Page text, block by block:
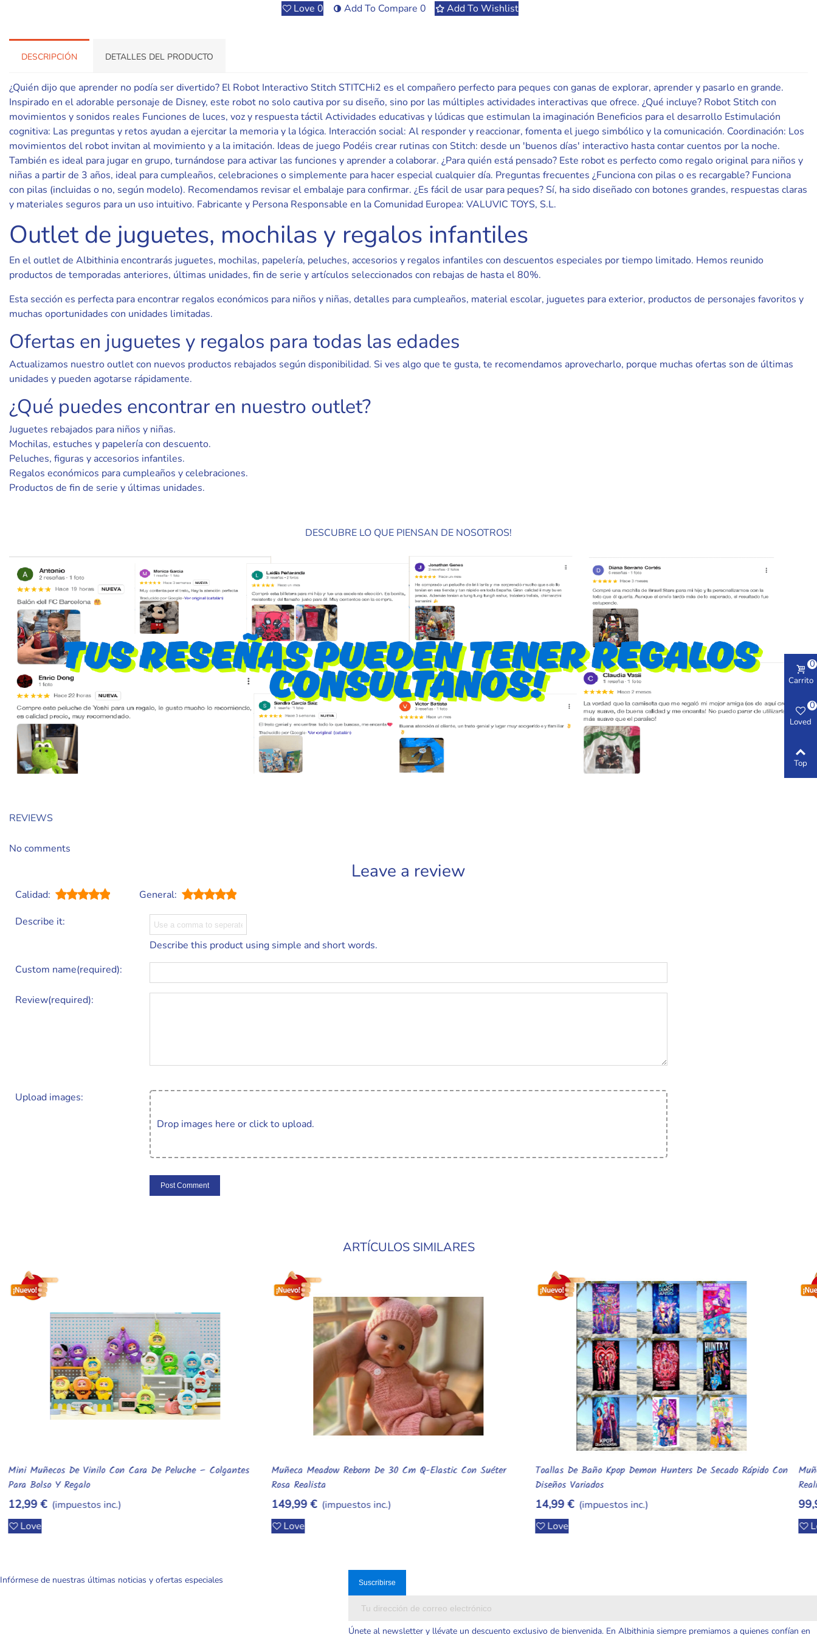
Love 0 Add To Compare 0 Add To Wishlist
DESCRIPCIÓN DETALLES DEL PRODUCTO
¿Quién dijo que aprender no podía ser divertido? El Robot Interactivo Stitch STITCHi2 es el compañero perfecto para peques con ganas de explorar, aprender y pasarlo en grande.
Inspirado en el adorable personaje de Disney, este robot no solo cautiva por su diseño, sino por las múltiples actividades interactivas que ofrece. ¿Qué incluye? Robot Stitch con
movimientos y sonidos reales Funciones de luces, voz y respuesta táctil Actividades educativas y lúdicas que estimulan la imaginación Beneficios para el desarrollo Estimulación
cognitiva: Las preguntas y retos ayudan a ejercitar la memoria y la lógica. Interacción social: Al responder y reaccionar, fomenta el juego simbólico y la comunicación. Coordinación: Los
movimientos del robot invitan al movimiento y a la imitación. Ideas de juego Podéis crear rutinas con Stitch: desde un 'buenos días' interactivo hasta contar cuentos por la noche.
También es ideal para jugar en grupo, turnándose para activar las funciones y aprender a colaborar. ¿Para quién está pensado? Este robot es perfecto como regalo original para niños y
niñas a partir de 3 años, ideal para cumpleaños, celebraciones o simplemente para hacer especial cualquier día. Preguntas frecuentes ¿Funciona con pilas o es recargable? Funciona
con pilas (incluidas o no, según modelo). Recomendamos revisar el embalaje para confirmar. ¿Es fácil de usar para peques? Sí, ha sido diseñado con botones grandes, respuestas claras
y materiales seguros para un uso intuitivo. Fabricante y Persona Responsable en la Comunidad Europea: VALUVIC TOYS, S.L.
Outlet de juguetes, mochilas y regalos infantiles
En el outlet de Albithinia encontrarás juguetes, mochilas, papelería, peluches, accesorios y regalos infantiles con descuentos especiales por tiempo limitado. Hemos reunido
productos de temporadas anteriores, últimas unidades, fin de serie y artículos seleccionados con rebajas de hasta el 80%.
Esta sección es perfecta para encontrar regalos económicos para niños y niñas, detalles para cumpleaños, material escolar, juguetes para exterior, productos de personajes favoritos y
muchas oportunidades con unidades limitadas.
Ofertas en juguetes y regalos para todas las edades
Actualizamos nuestro outlet con nuevos productos rebajados según disponibilidad. Si ves algo que te gusta, te recomendamos aprovecharlo, porque muchas ofertas son de últimas
unidades y pueden agotarse rápidamente.
¿Qué puedes encontrar en nuestro outlet?
Juguetes rebajados para niños y niñas.
Mochilas, estuches y papelería con descuento.
Peluches, figuras y accesorios infantiles.
Regalos económicos para cumpleaños y celebraciones.
Productos de fin de serie y últimas unidades.
DESCUBRE LO QUE PIENSAN DE NOSOTROS!
REVIEWS
No comments
Leave a review
Calidad:
General:
Describe it:
Describe this product using simple and short words.
Custom name(required):
Review(required):
Upload images:
Drop images here or click to upload.
ARTÍCULOS SIMILARES
Añadir Al Carrito
Muñeca Meadow Reborn De 30 Cm Q-Elastic Con Suéter
Rosa Realista
149,99 € (impuestos inc.)
Love
Añadir Al Carrito
Toallas De Baño Kpop Demon Hunters De Secado Rápido Con
Diseños Variados
14,99 €
(impuestos inc.)
Love
Añadir Al Carrito
Muñeca Bebé Reborn De Silicona Suave Y Elástica – Mini
Realista Económica
99,99 € (impuestos inc.)
Love
–
Infórmese de nuestras últimas noticias y ofertas especiales
Únete al newsletter y llévate un descuento exclusivo de bienvenida. En Albithinia siempre premiamos a quienes confían en
Carrito
0
Loved
0
Top